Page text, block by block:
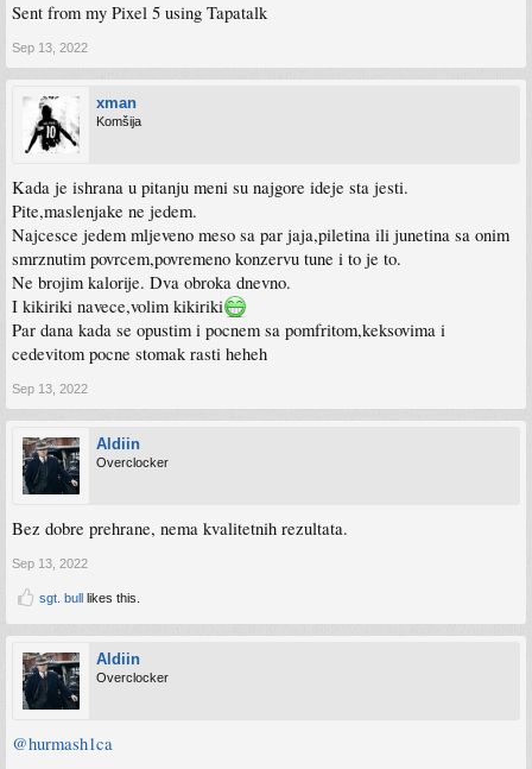
Sent from my Pixel 5 using Tapatalk
Sep 13, 2022
xman
Komšija
Kada je ishrana u pitanju meni su najgore ideje sta jesti.
Pite,maslenjake ne jedem.
Najcesce jedem mljeveno meso sa par jaja,piletina ili junetina sa onim
smrznutim povrcem,povremeno konzervu tune i to je to.
Ne brojim kalorije. Dva obroka dnevno.
I kikiriki navece,volim kikiriki
Par dana kada se opustim i pocnem sa pomfritom,keksovima i
cedevitom pocne stomak rasti heheh
Sep 13, 2022
Aldiin
Overclocker
Bez dobre prehrane, nema kvalitetnih rezultata.
Sep 13, 2022
sgt. bull likes this.
Aldiin
Overclocker
@hurmash1ca